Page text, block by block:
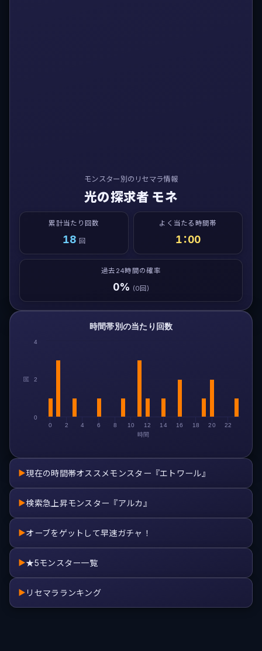
モンスター別のリセマラ情報
光の探求者 モネ
累計当たり回数
18 回
よく当たる時間帯
1：00
過去24時間の確率
0% (0回)
時間
回
時間帯別の当たり回数
0 2 4 6 8 10 12 14 16 18 20 22
0
2
4
▶現在の時間帯オススメモンスター『エトワール』
▶検索急上昇モンスター『アルカ』
▶オーブをゲットして早速ガチャ！
▶★5モンスター一覧
▶ リセマラランキング